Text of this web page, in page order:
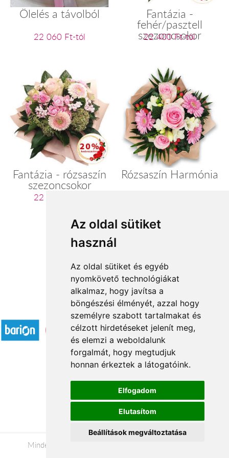
Az oldal sütiket
használ
Az oldal sütiket és egyéb
nyomkövető technológiákat
alkalmaz, hogy javítsa a
böngészési élményét, azzal hogy
személyre szabott tartalmakat és
célzott hirdetéseket jelenít meg,
és elemzi a weboldalunk
forgalmát, hogy megtudjuk
honnan érkeztek a látogatóink.
Elfogadom
Elutasítom
Beállítások megváltoztatása
Ölelés a távolból
22 060 Ft-tól
Fantázia -
fehér/pasztell
szezoncsokor
22 400 Ft-tól
Fantázia - rózsaszín
szezoncsokor
22 400 Ft-tól
Rózsaszín Harmónia
2 3 ...
Elfogadott fizetési módok
Á.SZ.F.
Impresszum
Adatkezelési tájékoztató
Minden jog fenntartva © 2026 |